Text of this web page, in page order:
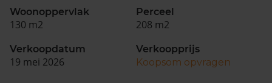
Woonoppervlak
130 m2
Perceel
208 m2
Verkoopdatum
19 mei 2026
Verkoopprijs
Koopsom opvragen